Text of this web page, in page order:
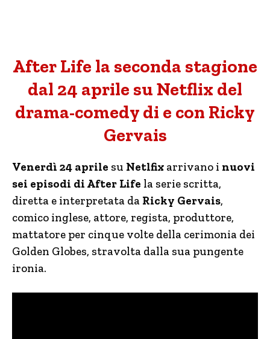
After Life la seconda stagione
dal 24 aprile su Netflix del
drama-comedy di e con Ricky
Gervais
Venerdì 24 aprile su Netlfix arrivano i nuovi
sei episodi di After Life la serie scritta,
diretta e interpretata da Ricky Gervais,
comico inglese, attore, regista, produttore,
mattatore per cinque volte della cerimonia dei
Golden Globes, stravolta dalla sua pungente
ironia.